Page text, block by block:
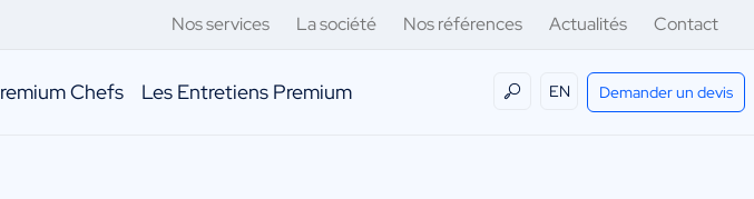
Nos services La société Nos références Actualités Contact
Chefs Les Entretiens Premium EN Demander un devis